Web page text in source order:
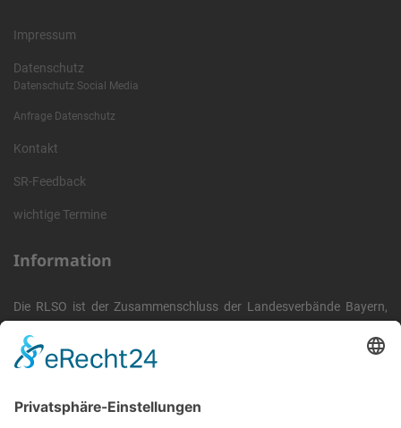
Impressum
Datenschutz
Datenschutz Social Media
Anfrage Datenschutz
Kontakt
SR-Feedback
wichtige Termine
Information
Die RLSO ist der Zusammenschluss der Landesverbände Bayern,
gleichzeitig Veranstalter der Spiele der Regionalliga in
verschiedenen Ligen.